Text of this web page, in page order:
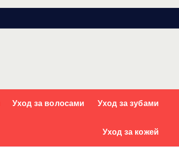
Уход за волосами Уход за зубами
Уход за кожей